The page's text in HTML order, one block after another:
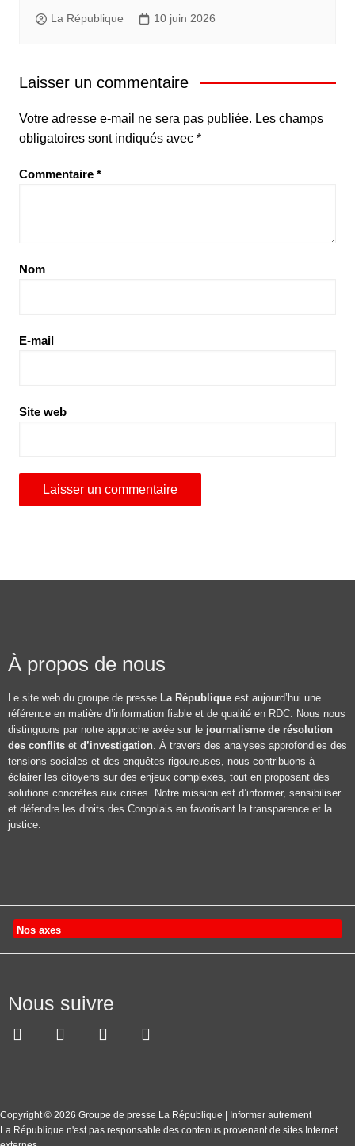
La République 10 juin 2026
Laisser un commentaire
Votre adresse e-mail ne sera pas publiée. Les champs
obligatoires sont indiqués avec *
Commentaire *
Nom
E-mail
Site web
À propos de nous
Le site web du groupe de presse La République est aujourd’hui une
référence en matière d’information fiable et de qualité en RDC. Nous nous
distinguons par notre approche axée sur le journalisme de résolution
des conflits et d’investigation . À travers des analyses approfondies des
tensions sociales et des enquêtes rigoureuses, nous contribuons à
éclairer les citoyens sur des enjeux complexes, tout en proposant des
solutions concrètes aux crises. Notre mission est d’informer, sensibiliser
et défendre les droits des Congolais en favorisant la transparence et la
justice.
Nos axes
Nous suivre
Copyright © 2026 Groupe de presse La République | Informer autrement
La République n'est pas responsable des contenus provenant de sites Internet